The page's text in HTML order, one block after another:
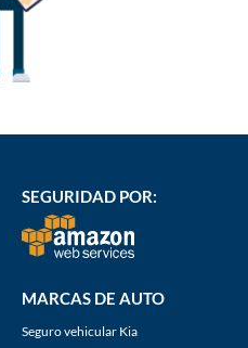
SEGURIDAD POR:
MARCAS DE AUTO
Seguro vehicular Kia